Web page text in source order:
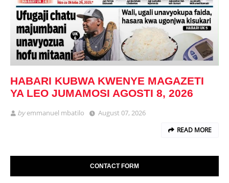
HABARI KUBWA KWENYE MAGAZETI
YA LEO JUMAMOSI AGOSTI 8, 2026
byemmanuel mbatilo August 07, 2026
READ MORE
CONTACT FORM